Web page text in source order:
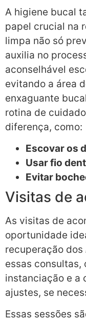
A higiene bucal
papel crucial na
limpa não só
auxilia no
aconselhável
evitando a área
enxaguante
rotina de
diferença, como:
Escovar os
Usar fio
Evitar
Visitas de
As visitas de
oportunidade
recuperação dos
essas consultas,
instanciação e a
ajustes, se
Essas sessões